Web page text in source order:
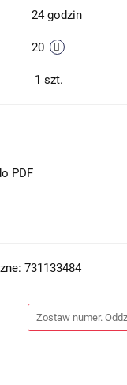
24 godzin
20
1 szt.
PDF
731133484